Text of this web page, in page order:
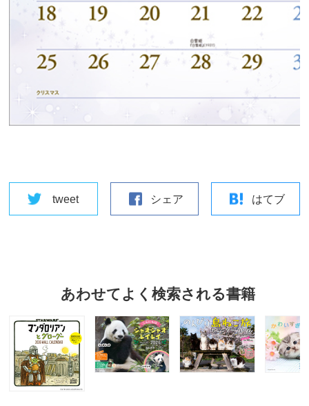
tweet シェア はてブ
あわせてよく検索される書籍